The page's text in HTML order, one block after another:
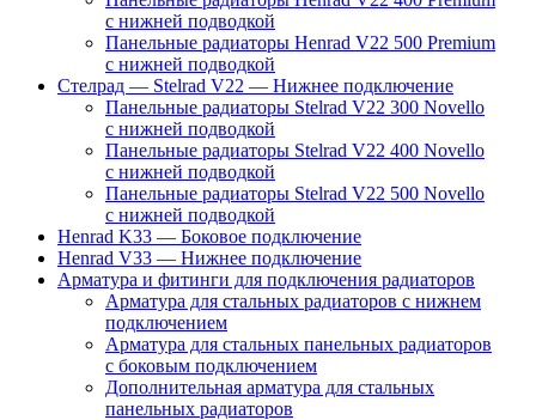
с нижней подводкой
Панельные радиаторы Henrad V22 500 Premium
с нижней подводкой
Стелрад — Stelrad V22 — Нижнее подключение
Панельные радиаторы Stelrad V22 300 Novello
с нижней подводкой
Панельные радиаторы Stelrad V22 400 Novello
с нижней подводкой
Панельные радиаторы Stelrad V22 500 Novello
с нижней подводкой
Henrad K33 — Боковое подключение
Henrad V33 — Нижнее подключение
Арматура и фитинги для подключения радиаторов
Арматура для стальных радиаторов с нижнем
подключением
Арматура для стальных панельных радиаторов
с боковым подключением
Дополнительная арматура для стальных
панельных радиаторов